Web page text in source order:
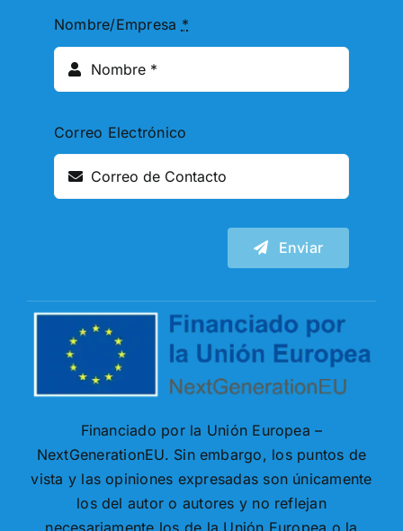
Nombre/Empresa *
Correo Electrónico
Enviar
Financiado por la Unión Europea –
NextGenerationEU. Sin embargo, los puntos de
vista y las opiniones expresadas son únicamente
los del autor o autores y no reflejan